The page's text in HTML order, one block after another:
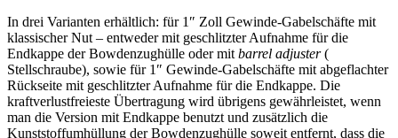
In drei Varianten erhältlich: für 1″ Zoll Gewinde-Gabelschäfte mit
klassischer Nut – entweder mit geschlitzter Aufnahme für die
Endkappe der Bowdenzughülle oder mit barrel adjuster(
Stellschraube), sowie für 1″ Gewinde-Gabelschäfte mit abgeflachter
Rückseite mit geschlitzter Aufnahme für die Endkappe. Die
kraftverlustfreieste Übertragung wird übrigens gewährleistet, wenn
man die Version mit Endkappe benutzt und zusätzlich die
Kunststoffumhüllung der Bowdenzughülle soweit entfernt, dass die